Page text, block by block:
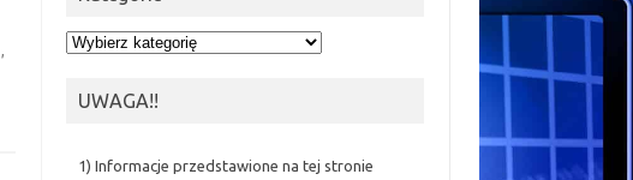
,
Kategorie
UWAGA!!
1) Informacje przedstawione na tej stronie